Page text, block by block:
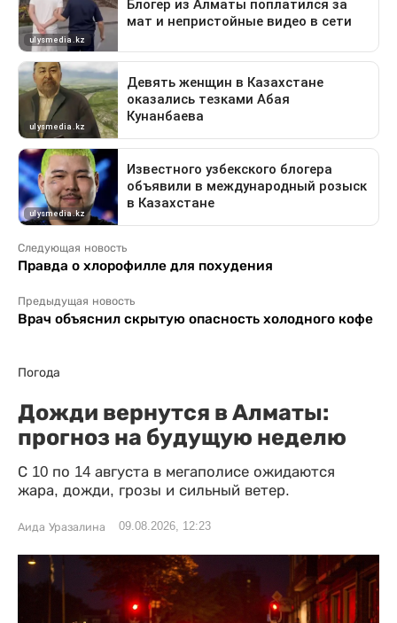
Следующая новость
Правда о хлорофилле для похудения
Предыдущая новость
Врач объяснил скрытую опасность холодного кофе
Погода
Дожди вернутся в Алматы:
прогноз на будущую неделю
С 10 по 14 августа в мегаполисе ожидаются
жара, дожди, грозы и сильный ветер.
Аида Уразалина 09.08.2026, 12:23